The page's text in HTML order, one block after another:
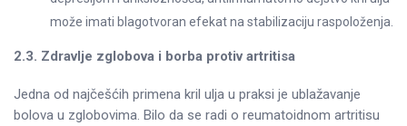
može imati blagotvoran efekat na stabilizaciju raspoloženja.
2.3. Zdravlje zglobova i borba protiv artritisa
Jedna od najčešćih primena kril ulja u praksi je ublažavanje
bolova u zglobovima. Bilo da se radi o reumatoidnom artritisu